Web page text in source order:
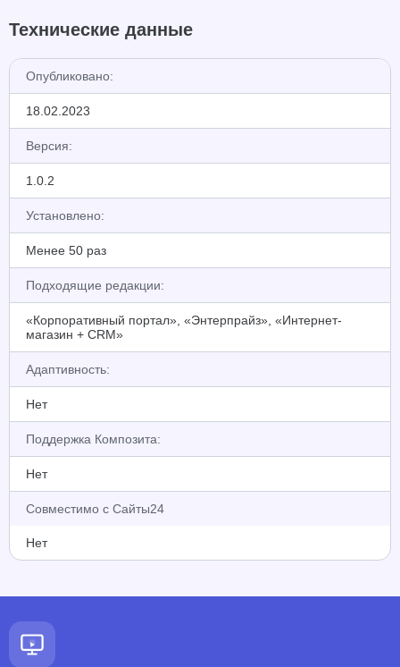
Технические данные
Опубликовано:
18.02.2023
Версия:
1.0.2
Установлено:
Менее 50 раз
Подходящие редакции:
«Корпоративный портал», «Энтерпрайз», «Интернет-
магазин + CRM»
Адаптивность:
Нет
Поддержка Композита:
Нет
Совместимо с Сайты24
Нет